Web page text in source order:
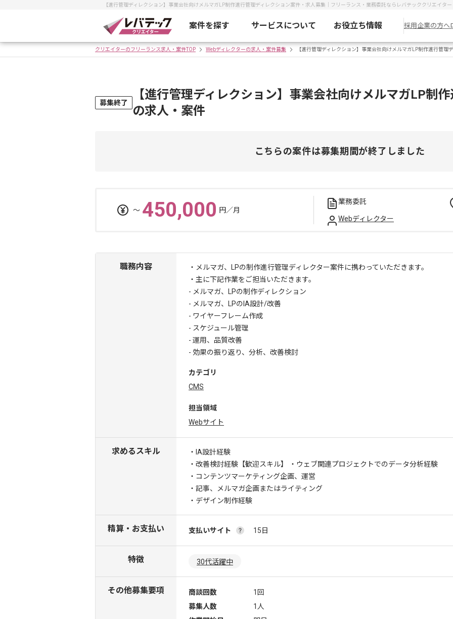
【進行管理ディレクション】事業会社向けメルマガLP制作進行管理ディレクション案件・求人募集｜フリーランス・業務委託ならレバテッククリエイター
案件を探す サービスについて お役立ち情報 採用企業の方へ
クリエイターのフリーランス求人・案件TOP Webディレクターの求人・案件募集 【進行管理ディレクション】事業会社向けメルマガLP制作進行管理
募集終了
【進行管理ディレクション】事業会社向けメルマガLP制
の求人・案件
こちらの案件は募集期間が終了しました
〜 450,000 円／月
業務委託
Webディレクター
職務内容
・メルマガ、LPの制作進行管理ディレクター案件に携わっていただきます。
・主に下記作業をご担当いただきます。
- メルマガ、LPの制作ディレクション
- メルマガ、LPのIA設計/改善
- ワイヤーフレーム作成
- スケジュール管理
- 運用、品質改善
- 効果の振り返り、分析、改善検討
カテゴリ
CMS
担当領域
Webサイト
求めるスキル
・IA設計経験
・改善検討経験 【歓迎スキル】 ・ウェブ関連プロジェクトでのデータ分析経験
・コンテンツマーケティング企画、運営
・記事、メルマガ企画またはライティング
・デザイン制作経験
精算・お支払い 支払いサイト 15日
特徴 30代活躍中
その他募集要項 商談回数
1回
募集人数
1人